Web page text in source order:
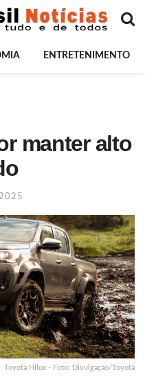
ENTRETENIMENTO
manter alto
Toyota Hilux - Foto: Divulgação/Toyota